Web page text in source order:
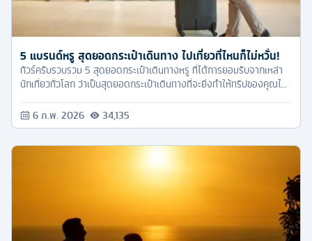
5 แบรนด์หรู สุดยอดกระเป๋าเดินทาง ไปเที่ยวที่ไหนก็ไม่หวั่น!
ทัวร์ครับรวบรวม 5 สุดยอดกระเป๋าเดินทางหรู ที่ได้การยอมรับจากเหล่า
นักเที่ยวทั่วโลก ว่าเป็นสุดยอดกระเป๋าเดินทางที่จะยิ่งทำให้ทริปของคุณไม่
6 ก.พ. 2026 34,135